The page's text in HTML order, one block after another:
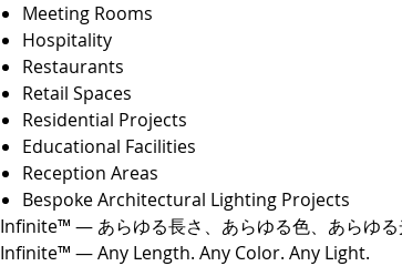
Meeting Rooms
Hospitality
Restaurants
Retail Spaces
Residential Projects
Educational Facilities
Reception Areas
Bespoke Architectural Lighting Projects
Infinite™ — あらゆる長さ、あらゆる色、あらゆる
Infinite™ — Any Length. Any Color. Any Light.